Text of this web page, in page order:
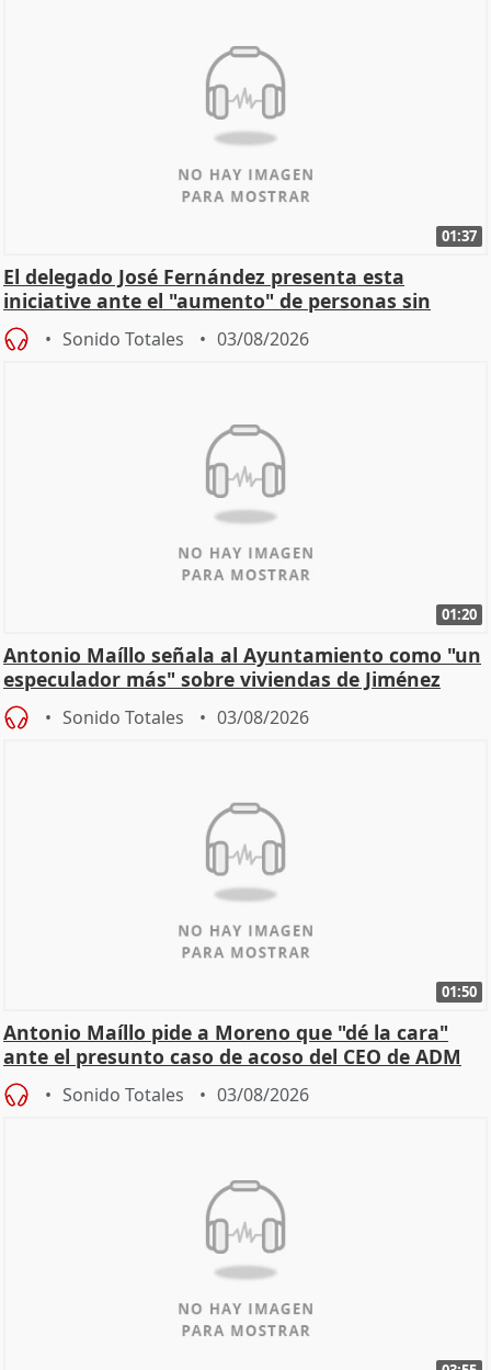
01:37
El delegado José Fernández presenta esta
iniciative ante el "aumento" de personas sin
hogar en Madri
Sonido Totales 03/08/2026
01:20
Antonio Maíllo señala al Ayuntamiento como "un
especulador más" sobre viviendas de Jiménez
Becerril
Sonido Totales 03/08/2026
01:50
Antonio Maíllo pide a Moreno que "dé la cara"
ante el presunto caso de acoso del CEO de ADM
Sonido Totales 03/08/2026